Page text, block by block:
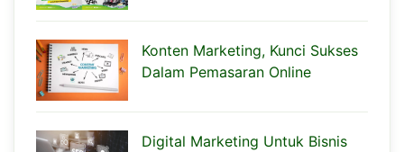
Konten Marketing, Kunci Sukses
Dalam Pemasaran Online
Digital Marketing Untuk Bisnis